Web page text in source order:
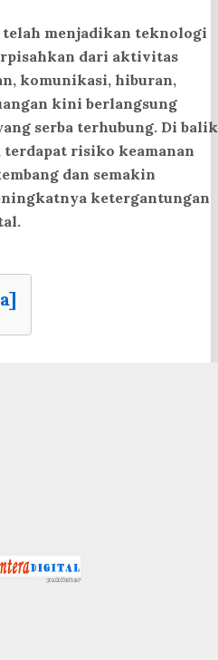
menjadikan teknologi
dari aktivitas
komunikasi, hiburan,
kini berlangsung
serba terhubung. Di balik
terdapat risiko keamanan
dan semakin
ketergantungan